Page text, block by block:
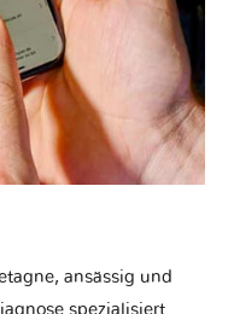
ansässig und
spezialisiert.